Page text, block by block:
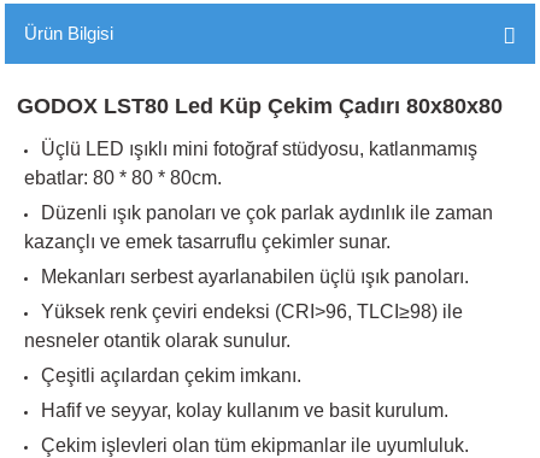
Ürün Bilgisi
GODOX LST80 Led Küp Çekim Çadırı 80x80x80
Üçlü LED ışıklı mini fotoğraf stüdyosu, katlanmamış
ebatlar: 80 * 80 * 80cm.
Düzenli ışık panoları ve çok parlak aydınlık ile zaman
kazançlı ve emek tasarruflu çekimler sunar.
Mekanları serbest ayarlanabilen üçlü ışık panoları.
Yüksek renk çeviri endeksi (CRI>96, TLCI≥98) ile
nesneler otantik olarak sunulur.
Çeşitli açılardan çekim imkanı.
Hafif ve seyyar, kolay kullanım ve basit kurulum.
Çekim işlevleri olan tüm ekipmanlar ile uyumluluk.